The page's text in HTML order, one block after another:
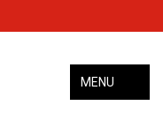
MENU